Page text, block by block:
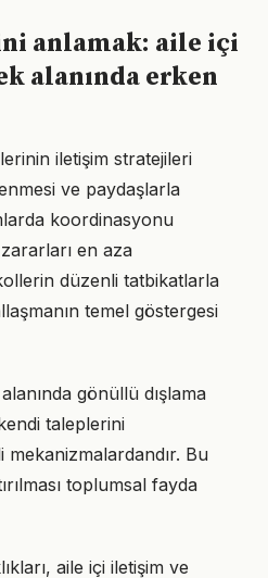
anlamak: aile içi
alanında erken
iletişim stratejileri
ve paydaşlarla
koordinasyonu
en aza
düzenli tatbikatlarla
temel göstergesi
gönüllü dışlama
taleplerini
Bu
toplumsal fayda
aile içi iletişim ve